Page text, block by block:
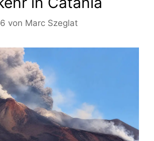
von Marc Szeglat